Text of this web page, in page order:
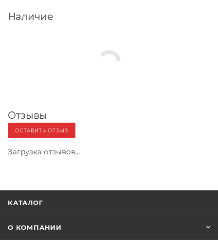
Наличие
Отзывы
ОСТАВИТЬ ОТЗЫВ
Загрузка отзывов...
КАТАЛОГ
О КОМПАНИИ